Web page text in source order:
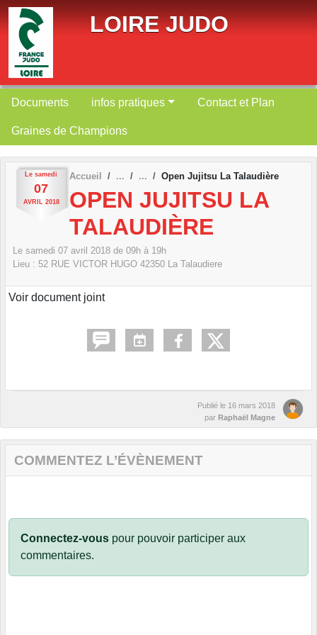
LOIRE JUDO
Documents infos pratiques Contact et Plan
Graines de Champions
Le samedi
07
AVRIL 2018
Accueil Open Jujitsu La Talaudière
OPEN JUJITSU LA
TALAUDIÈRE
Le samedi 07 avril 2018 de 09h à 19h
Lieu : 52 RUE VICTOR HUGO 42350 La Talaudiere
Voir document joint
Publié le 16 mars 2018
par Raphaël Magne
COMMENTEZ L’ÉVÈNEMENT
Connectez-vous pour pouvoir participer aux
commentaires.
Panneau de gestion des cookies